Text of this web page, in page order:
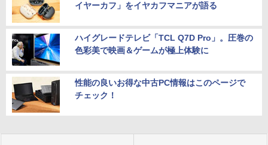
イヤーカフ」をイヤカフマニアが語る
ハイグレードテレビ「TCL Q7D Pro」。圧巻の
色彩美で映画＆ゲームが極上体験に
性能の良いお得な中古PC情報はこのページで
チェック！